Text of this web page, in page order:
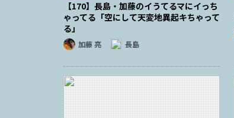
【170】長島・加藤のイうてるマにイっち
ゃってる「空にして天変地異起キちゃって
る」
加藤 亮 長島